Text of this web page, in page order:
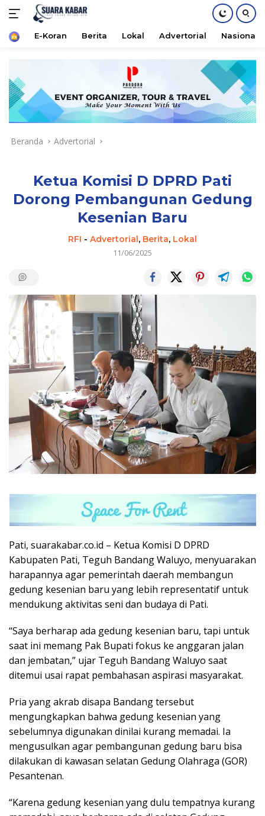
konten
HomeE-Koran Berita Lokal Advertorial Nasional
Beranda Advertorial
Ketua Komisi D DPRD Pati
Dorong Pembangunan Gedung
Kesenian Baru
RFI - Advertorial, Berita, Lokal
11/06/2025
Pati, suarakabar.co.id – Ketua Komisi D DPRD
Kabupaten Pati, Teguh Bandang Waluyo, menyuarakan
harapannya agar pemerintah daerah membangun
gedung kesenian baru yang lebih representatif untuk
mendukung aktivitas seni dan budaya di Pati.
“Saya berharap ada gedung kesenian baru, tapi untuk
saat ini memang Pak Bupati fokus ke anggaran jalan
dan jembatan,” ujar Teguh Bandang Waluyo saat
ditemui usai rapat pembahasan aspirasi masyarakat.
Pria yang akrab disapa Bandang tersebut
mengungkapkan bahwa gedung kesenian yang
sebelumnya digunakan dinilai kurang memadai. Ia
mengusulkan agar pembangunan gedung baru bisa
dilakukan di kawasan selatan Gedung Olahraga (GOR)
Pesantenan.
“Karena gedung kesenian yang dulu tempatnya kurang